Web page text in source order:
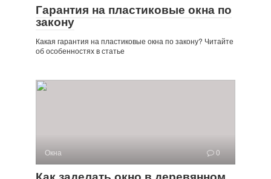
Гарантия на пластиковые окна по
закону
Какая гарантия на пластиковые окна по закону? Читайте
об особенностях в статье
Окна 0